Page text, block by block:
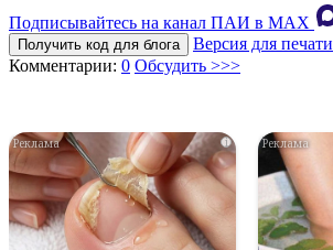
Подписывайтесь на канал ПАИ в MAХ
Получить код для блога
Версия для печати
Комментарии: 0 Обсудить >>>
i